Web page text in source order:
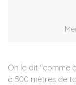
On la dit "comme
à 500 mètres de